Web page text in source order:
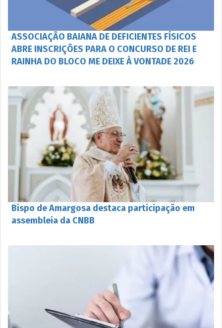
ASSOCIAÇÃO BAIANA DE DEFICIENTES FÍSICOS
ABRE INSCRIÇÕES PARA O CONCURSO DE REI E
RAINHA DO BLOCO ME DEIXE À VONTADE 2026
Bispo de Amargosa destaca participação em
assembleia da CNBB